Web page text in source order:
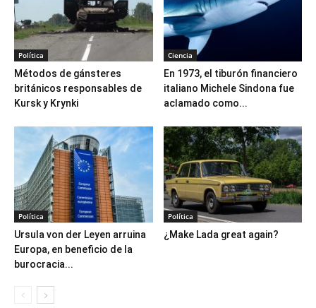
Política
Métodos de gánsteres
británicos responsables de
Kursk y Krynki
Ciencia
En 1973, el tiburón financiero
italiano Michele Sindona fue
aclamado como...
Política
Ursula von der Leyen arruina
Europa, en beneficio de la
burocracia...
Política
¿Make Lada great again?